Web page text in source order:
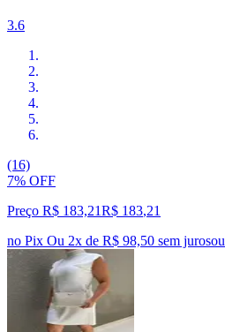
3.6
(16)
7% OFF
Preço R$ 183,21R$ 183,21
no Pix Ou 2x de R$ 98,50 sem jurosou